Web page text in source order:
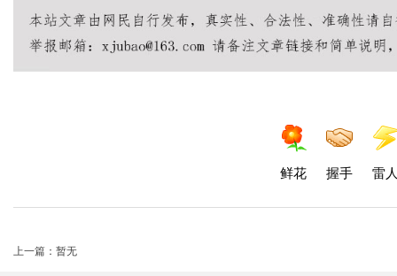
鲜花 握手 雷
上一篇：暂无